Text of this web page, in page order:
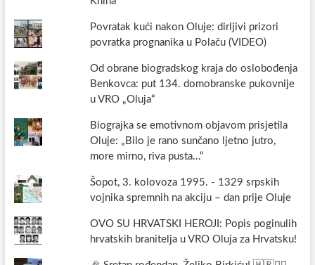
Povratak kući nakon Oluje: dirljivi prizori
povratka prognanika u Polaču (VIDEO)
Od obrane biogradskog kraja do oslobođenja
Benkovca: put 134. domobranske pukovnije
u VRO „Oluja“
Biograjka se emotivnom objavom prisjetila
Oluje: „Bilo je rano sunčano ljetno jutro,
more mirno, riva pusta...“
Šopot, 3. kolovoza 1995. - 1329 srpskih
vojnika spremnih na akciju – dan prije Oluje
OVO SU HRVATSKI HEROJI: Popis poginulih
hrvatskih branitelja u VRO Oluja za Hrvatsku!